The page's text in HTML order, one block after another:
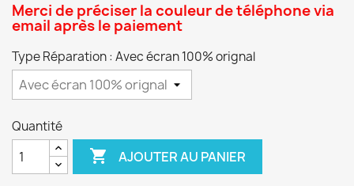
Merci de préciser la couleur de téléphone via
email après le paiement
Type Réparation : Avec écran 100% orignal
Quantité
 AJOUTER AU PANIER